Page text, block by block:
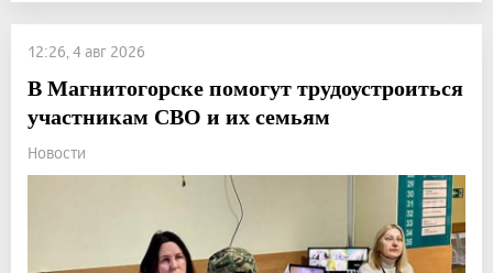
12:26, 4 авг 2026
В Магнитогорске помогут трудоустроиться
участникам СВО и их семьям
Новости